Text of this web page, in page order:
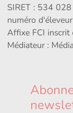
SIRET : 534
numéro
Affixe FCI
Médiateur :